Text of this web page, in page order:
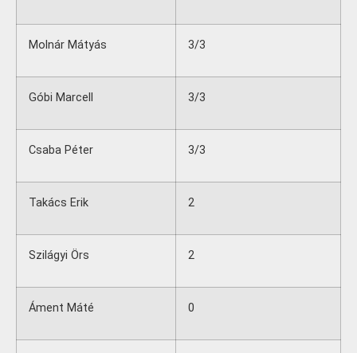
Molnár Mátyás 3/3
Góbi Marcell 3/3
Csaba Péter 3/3
Takács Erik 2
Szilágyi Örs 2
Áment Máté 0